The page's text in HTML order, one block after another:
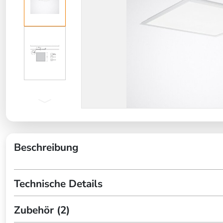
Beschreibung
Technische Details
Zubehör (2)